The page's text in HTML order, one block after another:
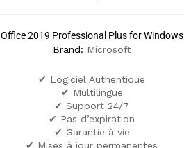
Office 2019 Professional Plus for Windows
Brand: Microsoft
✔ Logiciel Authentique
✔ Multilingue
✔ Support 24/7
✔ Pas d’expiration
✔ Garantie à vie
✔ Mises à jour permanentes